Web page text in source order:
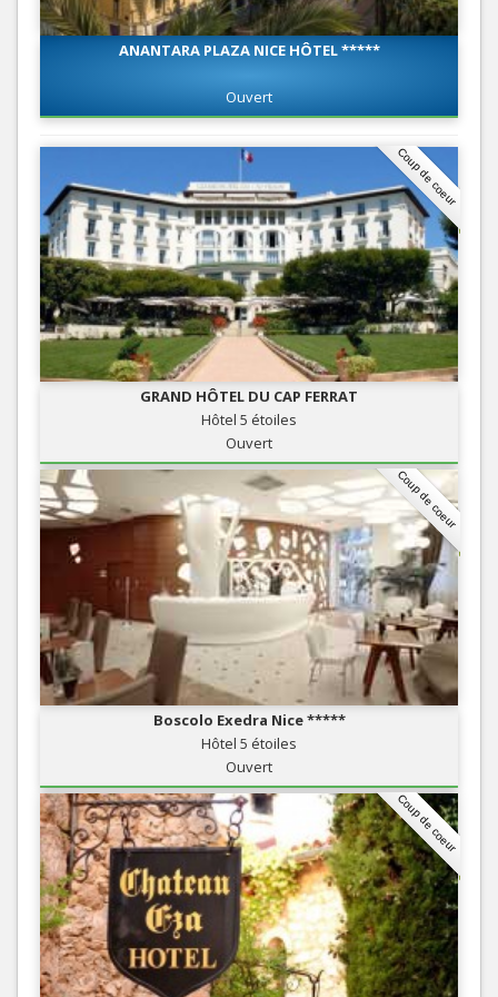
ANANTARA PLAZA NICE HÔTEL *****
Ouvert
Coup de coeur
GRAND HÔTEL DU CAP FERRAT
Hôtel 5 étoiles
Ouvert
Coup de coeur
Boscolo Exedra Nice *****
Hôtel 5 étoiles
Ouvert
Coup de coeur